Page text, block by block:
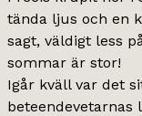
tända ljus och en
sagt, väldigt less
sommar är stor!
Igår kväll var det
beteendevetarnas